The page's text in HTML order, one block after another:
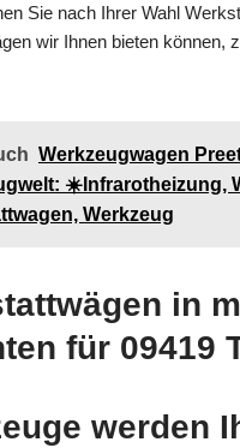
Sie nach Ihrer Wahl
wir Ihnen bieten können,
Werkzeugwagen
☀️Infrarotheizung,
Werkzeug
in
für 09419
werden